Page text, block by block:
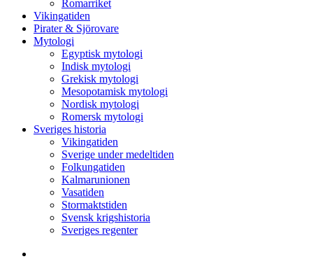
Romarriket
Vikingatiden
Pirater & Sjörovare
Mytologi
Egyptisk mytologi
Indisk mytologi
Grekisk mytologi
Mesopotamisk mytologi
Nordisk mytologi
Romersk mytologi
Sveriges historia
Vikingatiden
Sverige under medeltiden
Folkungatiden
Kalmarunionen
Vasatiden
Stormaktstiden
Svensk krigshistoria
Sveriges regenter